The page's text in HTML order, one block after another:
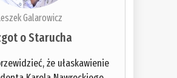
Galarowicz
o Starucha
że ułaskawienie